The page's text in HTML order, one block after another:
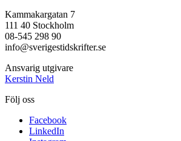
Kammakargatan 7
111 40 Stockholm
08-545 298 90
info@sverigestidskrifter.se
Ansvarig utgivare
Kerstin Neld
Följ oss
Facebook
LinkedIn